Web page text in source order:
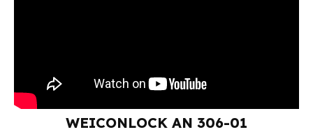
WEICONLOCK AN 306-01